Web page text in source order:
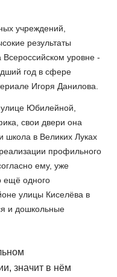
учреждений,
результаты
уровне -
год в сфере
Игоря Данилова.
Юбилейной,
свои двери она
школа в Великих Луках
профильного
ему, уже
ещё одного
улицы Киселёва в
и дошкольные
значит в нём